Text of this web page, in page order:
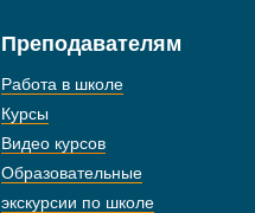
Преподавателям
Работа в школе
Курсы
Видео курсов
Образовательные
экскурсии по школе